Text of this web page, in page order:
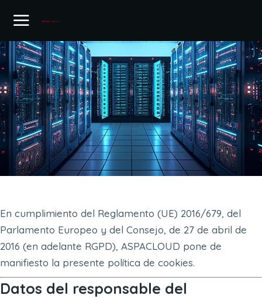
En cumplimiento del Reglamento (UE) 2016/679, del
Parlamento Europeo y del Consejo, de 27 de abril de
2016 (en adelante RGPD), ASPACLOUD pone de
manifiesto la presente política de cookies.
Datos del responsable del